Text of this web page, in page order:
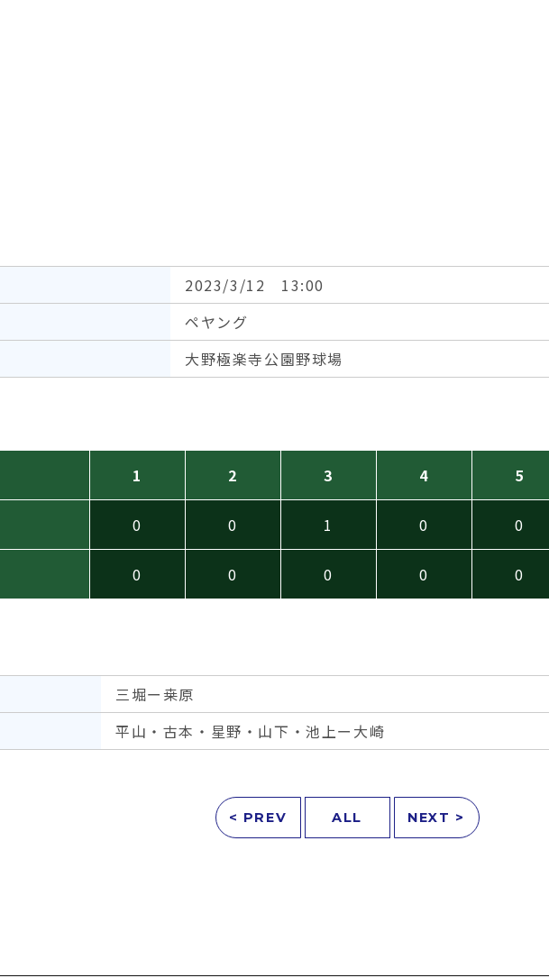
2023/3/12 13:00
ペヤング
大野極楽寺公園野球場
1 2 3 4 5
0 0 1 0 0
0 0 0 0 0
三堀ー桒原
平山・古本・星野・山下・池上ー大崎
< PREV ALL NEXT >